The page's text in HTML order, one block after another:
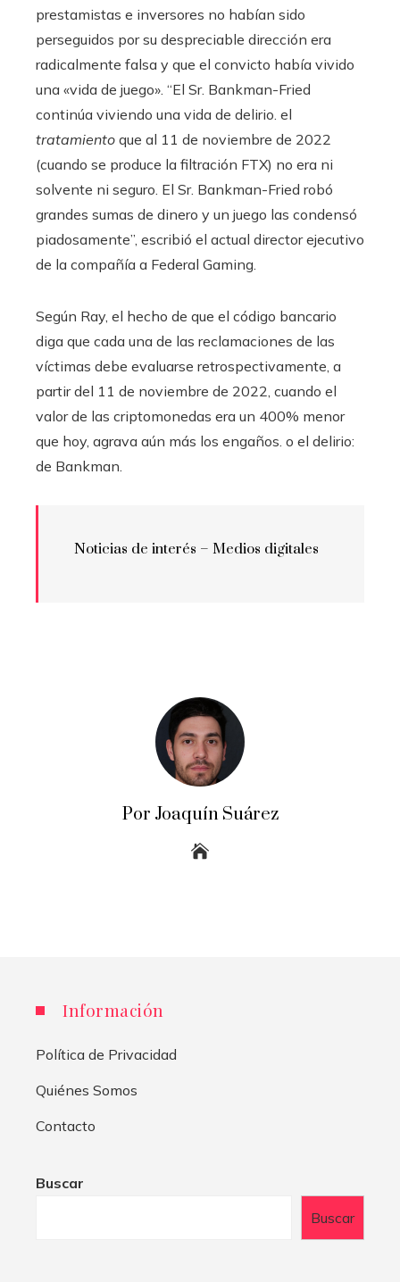
prestamistas e inversores no habían sido
perseguidos por su despreciable dirección era
radicalmente falsa y que el convicto había vivido
una «vida de juego». “El Sr. Bankman-Fried
continúa viviendo una vida de delirio. el
tratamiento que al 11 de noviembre de 2022
(cuando se produce la filtración FTX) no era ni
solvente ni seguro. El Sr. Bankman-Fried robó
grandes sumas de dinero y un juego las condensó
piadosamente”, escribió el actual director ejecutivo
de la compañía a Federal Gaming.
Según Ray, el hecho de que el código bancario
diga que cada una de las reclamaciones de las
víctimas debe evaluarse retrospectivamente, a
partir del 11 de noviembre de 2022, cuando el
valor de las criptomonedas era un 400% menor
que hoy, agrava aún más los engaños. o el delirio:
de Bankman.
Noticias de interés – Medios digitales
Por Joaquín Suárez
Información
Política de Privacidad
Quiénes Somos
Contacto
Buscar
Buscar